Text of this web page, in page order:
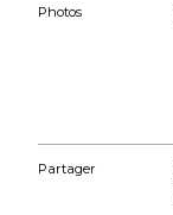
Photos
Partager